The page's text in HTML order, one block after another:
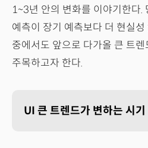
1~3년 안의 변화를 이야기한다.
예측이 장기 예측보다 더 현실성
중에서도 앞으로 다가올 큰 트렌
주목하고자 한다.
UI 큰 트렌드가 변하는 시기